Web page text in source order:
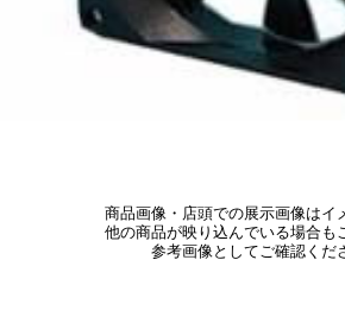
商品画像・店頭での展示画像はイ
他の商品が映り込んでいる場合も
参考画像としてご確認くだ